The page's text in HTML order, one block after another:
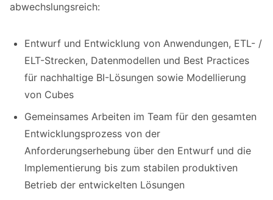
abwechs­lungsreich:
Entwurf und Entwicklung von Anwendungen, ETL- /
ELT-Strecken, Datenmodellen und Best Practices
für nachhaltige BI-Lösungen sowie Modellierung
von Cubes
Gemeinsames Arbeiten im Team für den gesamten
Entwicklungsprozess von der
Anforderungserhebung über den Entwurf und die
Implementierung bis zum stabilen produktiven
Betrieb der entwickelten Lösungen